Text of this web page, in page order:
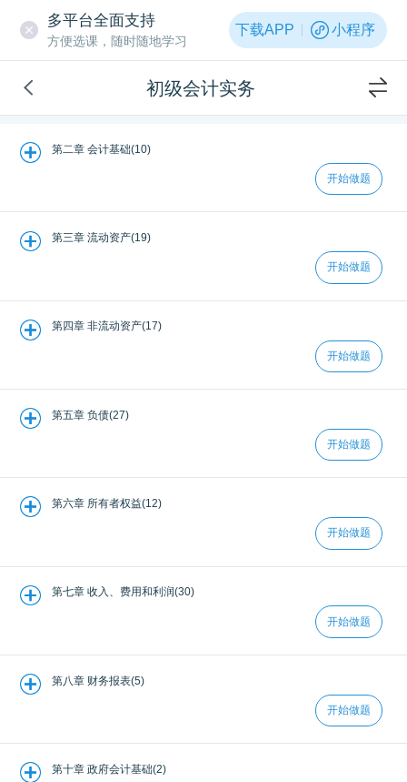
多平台全面支持
方便选课，随时随地学习
下载APP 小程序
初级会计实务
第二章 会计基础(10)
开始做题
第三章 流动资产(19)
开始做题
第四章 非流动资产(17)
开始做题
第五章 负债(27)
开始做题
第六章 所有者权益(12)
开始做题
第七章 收入、费用和利润(30)
开始做题
第八章 财务报表(5)
开始做题
第十章 政府会计基础(2)